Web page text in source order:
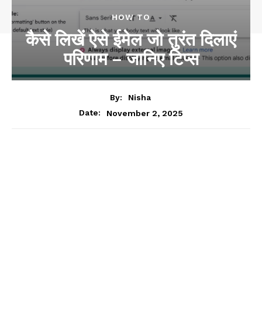
HOW TO
कैसे लिखें ऐसे ईमेल जो तुरंत दिलाएं
परिणाम – जानिए टिप्स
By:
Nisha
Date:
November 2, 2025